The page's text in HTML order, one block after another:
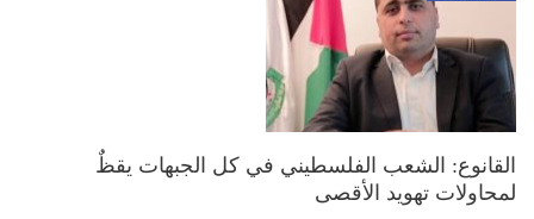
القانوع: الشعب الفلسطيني في كل الجبهات يقظٌ
لمحاولات تهويد الأقصى